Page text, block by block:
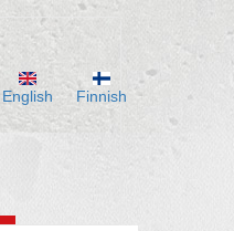
Finnish
English